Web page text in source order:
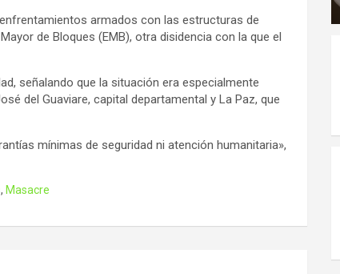
armados con las estructuras de
de Bloques (EMB), otra disidencia con la que el
señalando que la situación era especialmente
del Guaviare, capital departamental y La Paz, que
mínimas de seguridad ni atención humanitaria»,
, Masacre